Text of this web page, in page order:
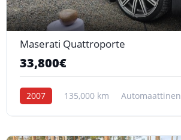
Maserati Quattroporte
33,800€
2007 135,000 km Automaattinen